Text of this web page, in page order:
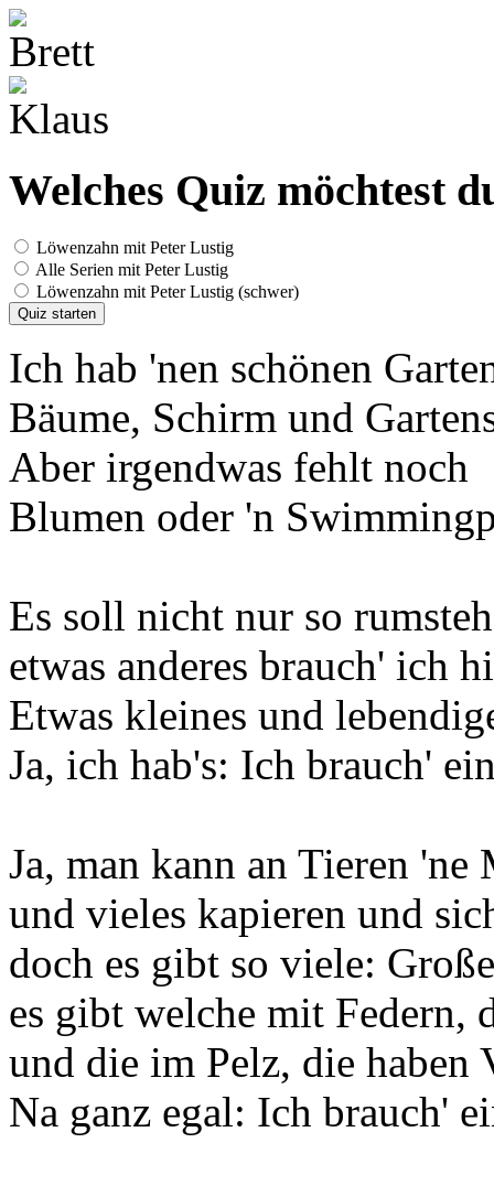
Welches Quiz möchtest
Löwenzahn mit Peter Lustig
Alle Serien mit Peter Lustig
Löwenzahn mit Peter Lustig (schwer)
Quiz starten
Ich hab 'nen schönen
Bäume, Schirm und
Aber irgendwas fehlt noch
Blumen oder 'n
Es soll nicht nur so
etwas anderes brauch' ich
Etwas kleines und
Ja, ich hab's: Ich brauch'
Ja, man kann an Tieren 'ne
und vieles kapieren und
doch es gibt so viele:
es gibt welche mit Federn,
und die im Pelz, die haben
Na ganz egal: Ich brauch'